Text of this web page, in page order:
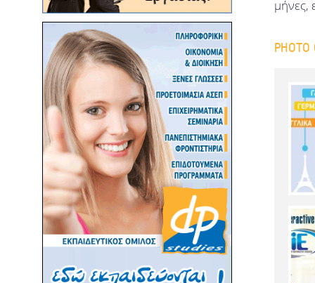
μήνες,
PHOTO
ΥΠΟΛΟΓΙΣΤΙΚΟΣ ΣΧΕΔΙΑΣΜΟΣ ΚΑΙ
ΨΗΦΙΑΚΗ ΚΑΤΑΣΚΕΥΗ
ΚΑΝΟΝΙΣΤΙΚΗ ΡΥΘΜΙΣΗ ΤΗΣ
ΤΕΧΝΟΛΟΓΙΑΣ
ΟΙΚΟΓΕΝΕΙΑΚΗ ΙΑΤΡΙΚΗ
ΔΗΜΟΣΙΑ ΥΓΕΙΑ
ΦΑΡΜΑΚΟΡΡΥΘΜΙΣΗ/
ΚΑΝΟΝΙΣΤΙΚΕΣ ΥΠΟΘΕΣΕΙΣ
ΕΦΑΡΜΟΣΜΕΝΗ ΚΛΙΝΙΚΗ ΠΡΑΞΗ
ΣΤΟ ΚΟΙΝΟΤΙΚΟ ΦΑΡΜΑΚΕΙΟ
ΤΡΑΠΕΖΙΚΗ, ΛΟΓΙΣΤΙΚΗ ΚΑΙ
ΧΡΗΜΑΤΟΟΙΚΟΝΟΜΙΚΗ - ΚΟΙΝΟ
ΠΡΟΓΡΑΜΜΑ ΜΕ ΤΟ ΕΑΠ
ΔΙΚΑΙΟ ΤΗΣ ΟΙΚΟΝΟΜΙΑΣ ΚΑΙ ΤΩΝ
ΕΠΙΧΕΙΡΗΣΕΩΝ - ΚΟΙΝΟ